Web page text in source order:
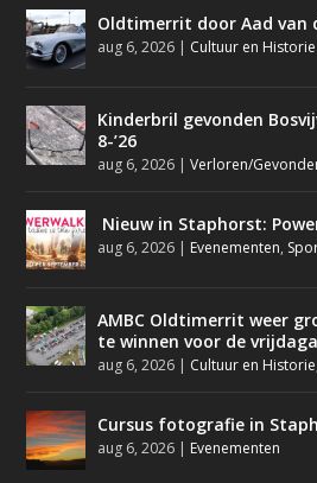
Oldtimerrit door Aad van
aug 6, 2026 | Cultuur en Historie
Kinderbril gevonden
8-’26
aug 6, 2026 |Verloren/
Nieuw in Staphorst:
aug 6, 2026 | Evenementen,
AMBC Oldtimerrit weer
te winnen voor de
aug 6, 2026 | Cultuur en Historie
Cursus fotografie in
aug 6, 2026 | Evenementen